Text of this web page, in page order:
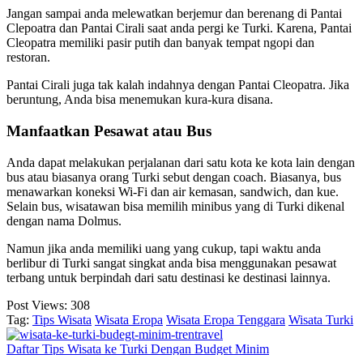
Jangan sampai anda melewatkan berjemur dan berenang di Pantai
Clepoatra dan Pantai Cirali saat anda pergi ke Turki. Karena, Pantai
Cleopatra memiliki pasir putih dan banyak tempat ngopi dan
restoran.
Pantai Cirali juga tak kalah indahnya dengan Pantai Cleopatra. Jika
beruntung, Anda bisa menemukan kura-kura disana.
Manfaatkan Pesawat atau Bus
Anda dapat melakukan perjalanan dari satu kota ke kota lain dengan
bus atau biasanya orang Turki sebut dengan coach. Biasanya, bus
menawarkan koneksi Wi-Fi dan air kemasan, sandwich, dan kue.
Selain bus, wisatawan bisa memilih minibus yang di Turki dikenal
dengan nama Dolmus.
Namun jika anda memiliki uang yang cukup, tapi waktu anda
berlibur di Turki sangat singkat anda bisa menggunakan pesawat
terbang untuk berpindah dari satu destinasi ke destinasi lainnya.
Post Views: 308
Tag: Tips Wisata Wisata Eropa Wisata Eropa Tenggara Wisata Turki
Daftar Tips Wisata ke Turki Dengan Budget Minim